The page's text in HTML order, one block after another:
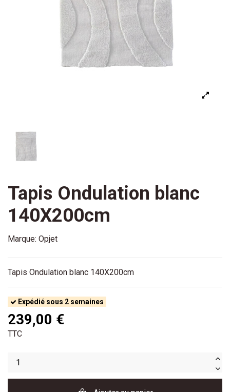
Tapis Ondulation blanc
140X200cm
Marque: Opjet
Tapis Ondulation blanc 140X200cm
Expédié sous 2 semaines
239,00 €
TTC